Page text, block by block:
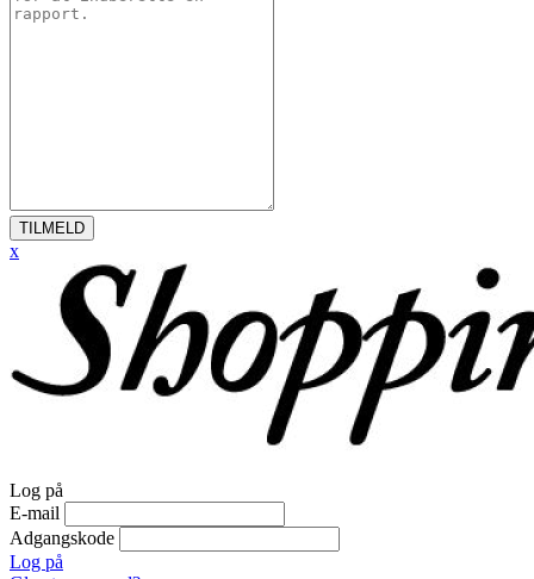
TILMELD
x
Log på
E-mail
Adgangskode
Log på